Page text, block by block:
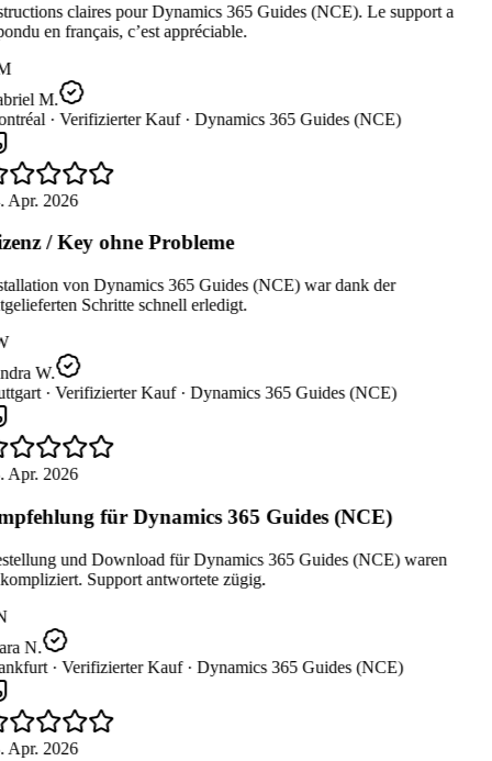
claires pour Dynamics 365 Guides (NCE). Le support a
en français, c’est appréciable.
M.
· Verifizierter Kauf · Dynamics 365 Guides (NCE)
Apr. 2026
/ Key ohne Probleme
von Dynamics 365 Guides (NCE) war dank der
Schritte schnell erledigt.
W.
· Verifizierter Kauf · Dynamics 365 Guides (NCE)
Apr. 2026
für Dynamics 365 Guides (NCE)
und Download für Dynamics 365 Guides (NCE) waren
Support antwortete zügig.
N.
· Verifizierter Kauf · Dynamics 365 Guides (NCE)
Apr. 2026